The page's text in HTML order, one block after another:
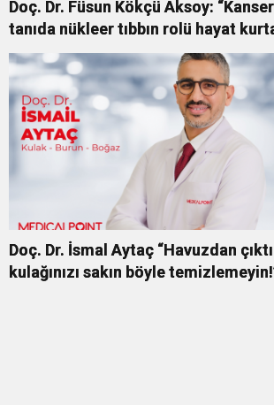
Doç. Dr. Füsun Kökçü Aksoy:
tanıda nükleer tıbbın rolü hayat
Doç. Dr. İsmal Aytaç “Havuzdan
kulağınızı sakın böyle